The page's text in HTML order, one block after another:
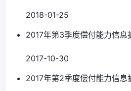
2018-01-25
2017年第3季度偿付能力信息
2017-10-30
2017年第2季度偿付能力信息